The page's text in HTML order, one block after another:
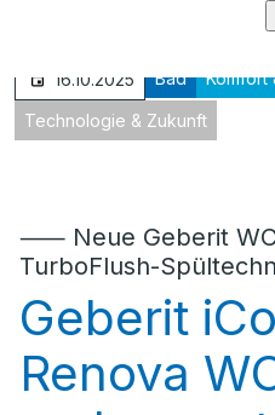
16.10.2025 Bad Komfort
Technologie & Zukunft
⸺ Neue Geberit
TurboFlush-
Geberit
Renova